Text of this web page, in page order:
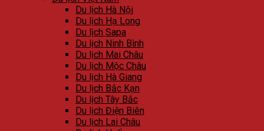
Du lịch Hà Nội
Du lịch Hạ Long
Du lịch Sapa
Du lịch Ninh Bình
Du lịch Mai Châu
Du lịch Mộc Châu
Du lịch Hà Giang
Du lịch Bắc Kạn
Du lịch Tây Bắc
Du lịch Điện Biên
Du lịch Lai Châu